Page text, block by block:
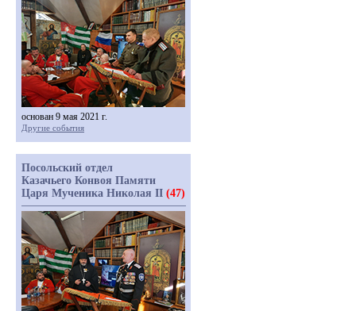
основан 9 мая 2021 г.
Другие события
Посольский отдел
Казачьего Конвоя Памяти
Царя Мученика Николая II (47)